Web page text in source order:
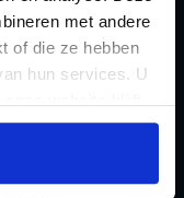
met andere
of die ze hebben
hun services. U
BV bij
in de